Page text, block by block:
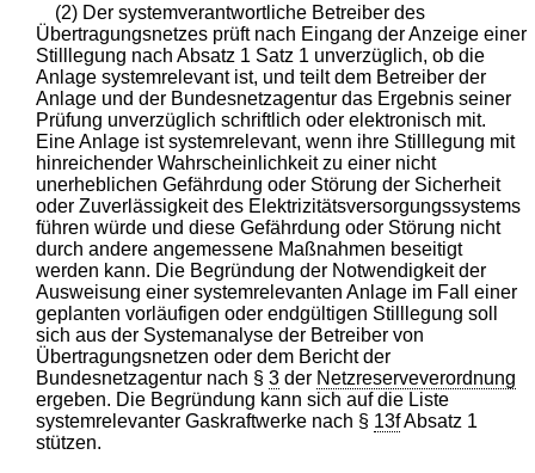
(2) Der systemverantwortliche Betreiber des
Übertragungsnetzes prüft nach Eingang der Anzeige einer
Stilllegung nach Absatz 1 Satz 1 unverzüglich, ob die
Anlage systemrelevant ist, und teilt dem Betreiber der
Anlage und der Bundesnetzagentur das Ergebnis seiner
Prüfung unverzüglich schriftlich oder elektronisch mit.
Eine Anlage ist systemrelevant, wenn ihre Stilllegung mit
hinreichender Wahrscheinlichkeit zu einer nicht
unerheblichen Gefährdung oder Störung der Sicherheit
oder Zuverlässigkeit des Elektrizitätsversorgungssystems
führen würde und diese Gefährdung oder Störung nicht
durch andere angemessene Maßnahmen beseitigt
werden kann. Die Begründung der Notwendigkeit der
Ausweisung einer systemrelevanten Anlage im Fall einer
geplanten vorläufigen oder endgültigen Stilllegung soll
sich aus der Systemanalyse der Betreiber von
Übertragungsnetzen oder dem Bericht der
Bundesnetzagentur nach §3 der Netzreserveverordnung
ergeben. Die Begründung kann sich auf die Liste
systemrelevanter Gaskraftwerke nach § 13fAbsatz 1
stützen.